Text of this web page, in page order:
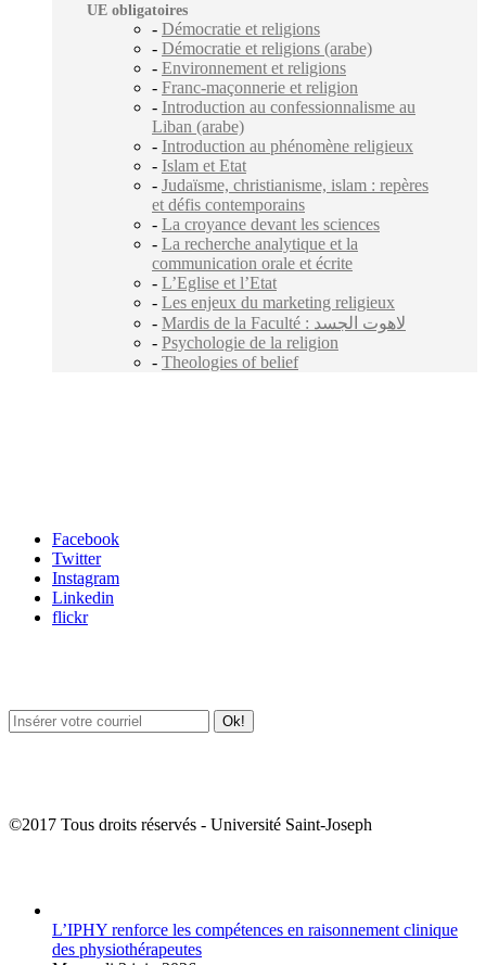
UE obligatoires
- Démocratie et religions
- Démocratie et religions (arabe)
- Environnement et religions
- Franc-maçonnerie et religion
- Introduction au confessionnalisme au
Liban (arabe)
- Introduction au phénomène religieux
- Islam et Etat
- Judaïsme, christianisme, islam : repères
et défis contemporains
- La croyance devant les sciences
- La recherche analytique et la
communication orale et écrite
- L’Eglise et l’Etat
- Les enjeux du marketing religieux
-
Mardis de la Faculté : لاهوت الجسد
- Psychologie de la religion
- Theologies of belief
Facebook
Twitter
Instagram
Linkedin
flickr
©2017 Tous droits réservés - Université Saint-Joseph
L’IPHY renforce les compétences en raisonnement clinique
des physiothérapeutes